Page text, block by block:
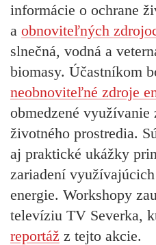
informácie o ochrane
a obnoviteľných
slnečná, vodná a
biomasy. Účastníkom
neobnoviteľné zdroje
obmedzené využívanie
životného prostredia.
aj praktické ukážky
zariadení
energie. Workshopy
televíziu TV Severka,
reportáž z tejto akcie.